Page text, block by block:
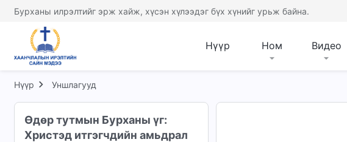
Бурханы илрэлтийг эрж хайж, хүсэн хүлээдэг бүх хүнийг урьж байна.
Нүүр Ном Видео
Нүүр Уншлагууд
Өдөр тутмын Бурханы үг:
Христэд итгэгчдийн амьдрал
Өдөр тутмын Бурханы үг: Амийн
оролт | Эшлэл 463
оролт | Эшлэл 464
оролт | Эшлэл 465